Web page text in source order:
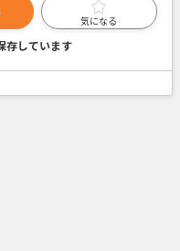
気になる
存しています